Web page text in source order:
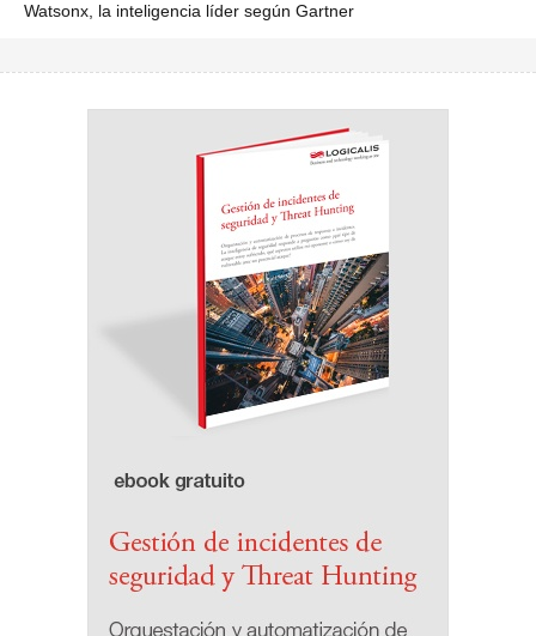
Watsonx, la inteligencia líder según Gartner